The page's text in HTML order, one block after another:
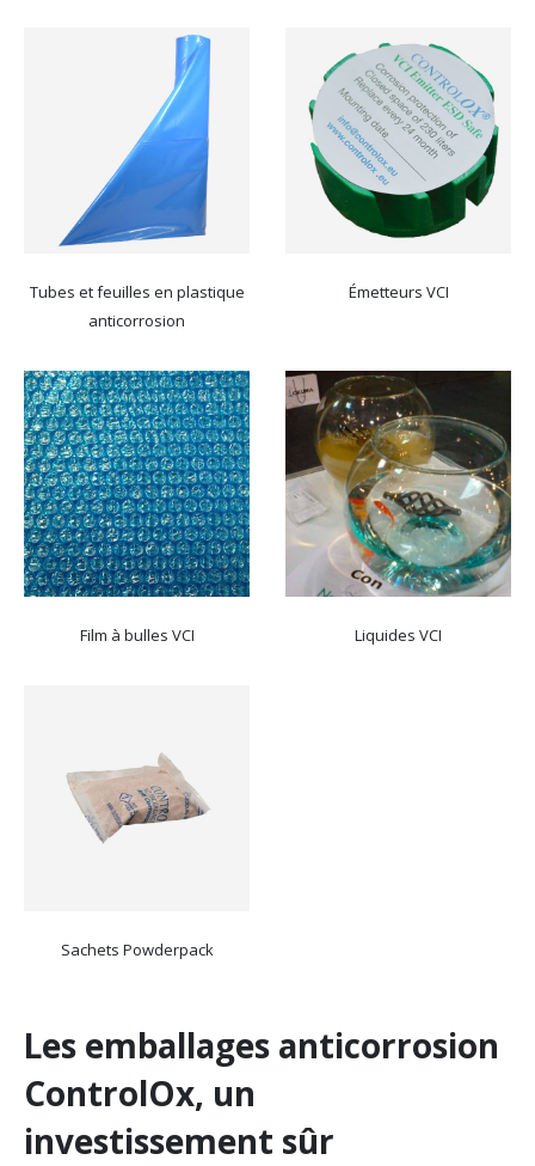
Tubes et feuilles en plastique
anticorrosion
Émetteurs VCI
Film à bulles VCI Liquides VCI
Sachets Powderpack
Les emballages anticorrosion
ControlOx, un
investissement sûr